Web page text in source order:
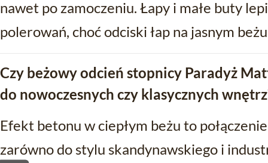
nawet po zamoczeniu. Łapy i małe buty
polerowań, choć odciski łap na jasnym
Czy beżowy odcień stopnicy Paradyż
do nowoczesnych czy klasycznych
Efekt betonu w ciepłym beżu to
zarówno do stylu skandynawskiego i